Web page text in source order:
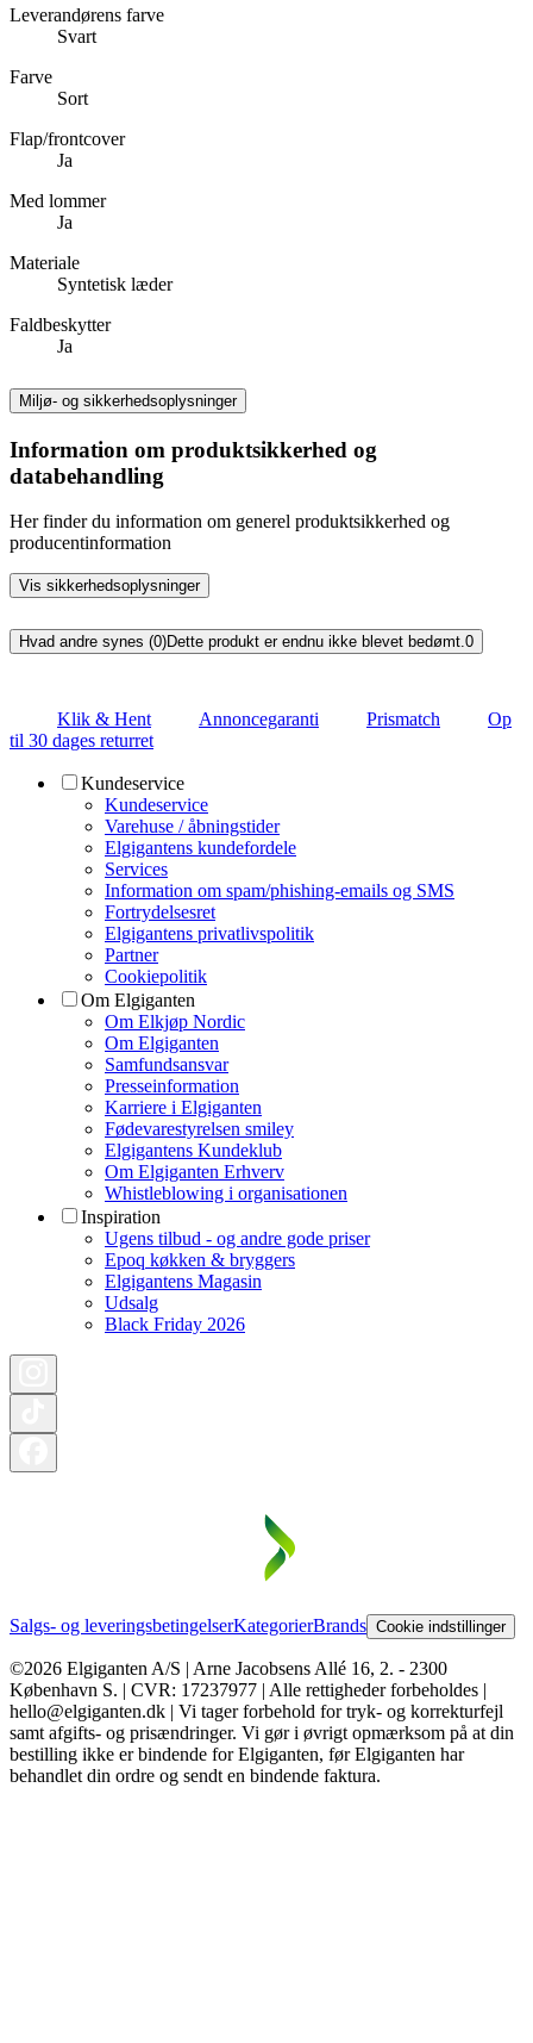
Leverandørens farve
Svart
Farve
Sort
Flap/frontcover
Ja
Med lommer
Ja
Materiale
Syntetisk læder
Faldbeskytter
Ja
Miljø- og sikkerhedsoplysninger
Information om produktsikkerhed og
databehandling
Her finder du information om generel produktsikkerhed og
producentinformation
Vis sikkerhedsoplysninger
Hvad andre synes (0)Dette produkt er endnu ikke blevet bedømt.0
Klik & Hent Annoncegaranti Prismatch
Op
til 30 dages returret
Kundeservice
Kundeservice
Varehuse / åbningstider
Elgigantens kundefordele
Services
Information om spam/phishing-emails og SMS
Fortrydelsesret
Elgigantens privatlivspolitik
Partner
Cookiepolitik
Om Elgiganten
Om Elkjøp Nordic
Om Elgiganten
Samfundsansvar
Presseinformation
Karriere i Elgiganten
Fødevarestyrelsen smiley
Elgigantens Kundeklub
Om Elgiganten Erhverv
Whistleblowing i organisationen
Inspiration
Ugens tilbud - og andre gode priser
Epoq køkken & bryggers
Elgigantens Magasin
Udsalg
Black Friday 2026
Salgs- og leveringsbetingelserKategorierBrands Cookie indstillinger
©2026 Elgiganten A/S | Arne Jacobsens Allé 16, 2. - 2300
København S. | CVR: 17237977 | Alle rettigheder forbeholdes |
hello@elgiganten.dk | Vi tager forbehold for tryk- og korrekturfejl
samt afgifts- og prisændringer. Vi gør i øvrigt opmærksom på at din
bestilling ikke er bindende for Elgiganten, før Elgiganten har
behandlet din ordre og sendt en bindende faktura.